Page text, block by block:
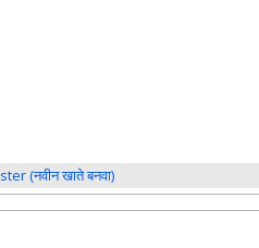
(नवीन खाते बनवा)